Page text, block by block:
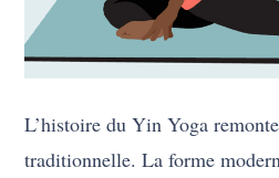
L’histoire du Yin Yoga
traditionnelle. La forme